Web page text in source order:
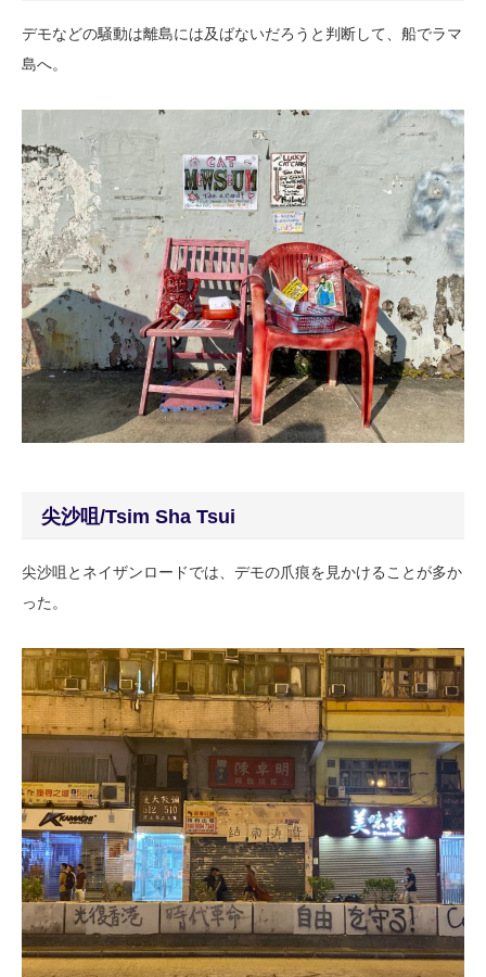
デモなどの騒動は離島には及ばないだろうと判断して、船でラマ
島へ。
尖沙咀/Tsim Sha Tsui
尖沙咀とネイザンロードでは、デモの爪痕を見かけることが多か
った。